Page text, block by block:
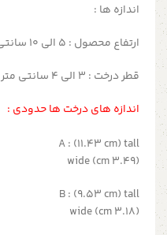
اندازه ها :
ارتفاع محصول : 5 الی 10 سانتی متر
قطر درخت : 3 الی 4 سانتی متر
اندازه های درخت ها حدودی :
A : (11.43 cm) tall
(3.49 cm) wide
B : (9.53 cm) tall
(3.18 cm) wide